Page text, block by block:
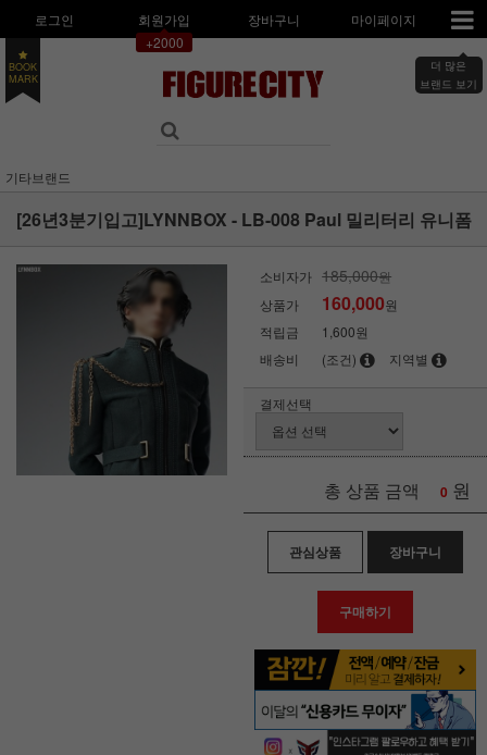
로그인
회원가입
+2000
장바구니 마이페이지
더 많은
브랜드 보기
BOOK
MARK
기타브랜드
[26년3분기입고]LYNNBOX - LB-008 Paul 밀리터리 유니폼
소비자가 185,000원
상품가
160,000원
적립금
1,600원
배송비
(조건) 지역별
결제선택
총 상품 금액 0 원
관심상품 장바구니
구매하기